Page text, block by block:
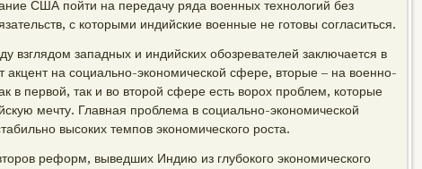
США пойти на передачу ряда военных технологий без
с которыми индийские военные не готовы согласиться.
взглядом западных и индийских обозревателей заключается в
акцент на социально-экономической сфере, вторые – на военно-
в первой, так и во второй сфере есть ворох проблем, которые
мечту. Главная проблема в социально-экономической
высоких темпов экономического роста.
реформ, выведших Индию из глубокого экономического